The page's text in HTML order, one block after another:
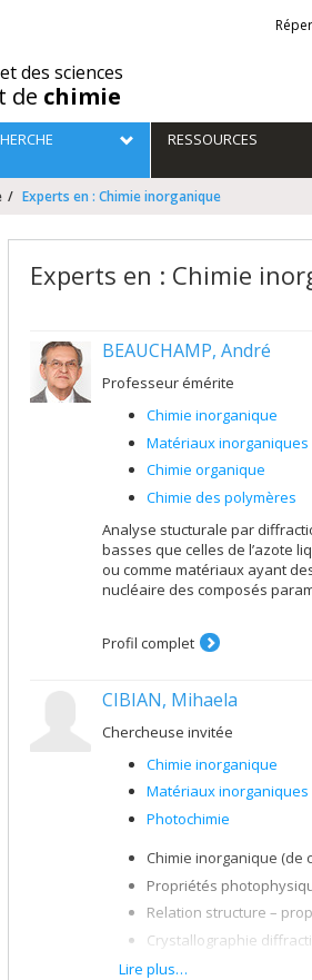
des sciences
de chimie
RESSOURCES
Experts en : Chimie inorganique
Experts en : Chimie
BEAUCHAMP, André
Professeur émérite
Chimie inorganique
Matériaux inorganiques
Chimie organique
Chimie des polymères
Analyse stucturale par
basses que celles de l’azote
ou comme matériaux ayant
nucléaire des composés
Profil complet
CIBIAN, Mihaela
Chercheuse invitée
Chimie inorganique
Matériaux inorganiques
Photochimie
Chimie inorganique (de
Propriétés
Relation structure –
Crystallographie
Systèmes photo-
Lire plus…